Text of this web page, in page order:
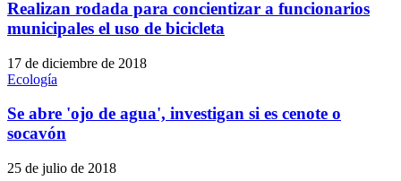
Realizan rodada para concientizar a funcionarios
municipales el uso de bicicleta
17 de diciembre de 2018
Ecología
Se abre 'ojo de agua', investigan si es cenote o
socavón
25 de julio de 2018